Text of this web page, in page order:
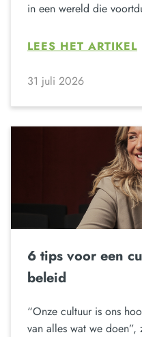
in een wereld die
LEES HET ARTIKEL
31 juli 2026
6 tips voor een
beleid
“Onze cultuur is ons
van alles wat we doen”,